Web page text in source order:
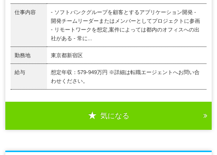
仕事内容
- ソフトバンクグループを顧客とするアプリケーション開発 -
開発チームリーダーまたはメンバーとしてプロジェクトに参画
- リモートワークを想定,案件によっては都内のオフィスへの出
社がある - 常に...
勤務地 東京都新宿区
給与
想定年収：579-949万円 ※詳細は転職エージェントへお問い合
わせください。
気になる